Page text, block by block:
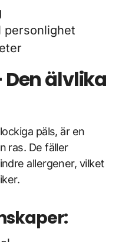
personlighet
Den älvlika
päls, är en
ras. De fäller
allergener, vilket